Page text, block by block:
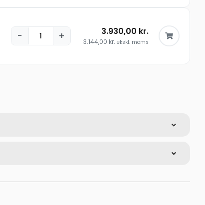
− + 3.930,00 kr.
3.144,00 kr. ekskl. moms